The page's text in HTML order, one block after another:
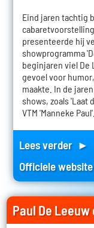
Eind jaren tachtig
presenteerde hij
showprogramma
beginjaren viel De
gevoel voor
maakte. In de
shows, zoals 'Laat
VTM 'Manneke Paul'.
Lees verder ►
Officiele
Paul De